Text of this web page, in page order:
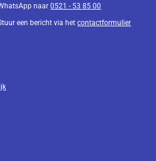
naar0521 - 53 85 00
een bericht via hetcontactformulier